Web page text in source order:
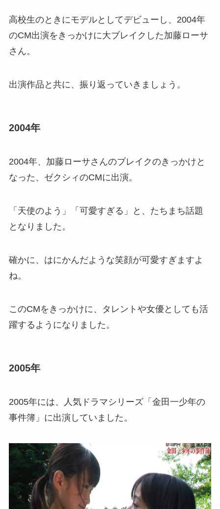
高校生のときにモデルとしてデビューし、2004年
のCM出演をきっかけに大ブレイクした加藤ローサ
さん。
出演作品と共に、振り返っていきましょう。
2004年
2004年、加藤ローサさんのブレイクのきっかけと
なった、ゼクシィのCMに出演。
「天使のよう」「可愛すぎる」と、たちまち話題
となりました。
確かに、はにかんだような笑顔が可愛すぎますよ
ね。
このCMをきっかけに、タレントや女優としても活
躍するようになりました。
2005年
2005年には、人気ドラマシリーズ「金田一少年の
事件簿」に出演していました。